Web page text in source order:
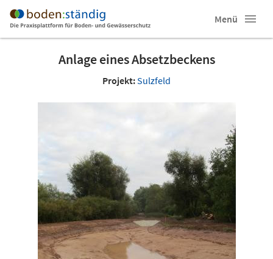
Menü
Anlage eines Absetzbeckens
Projekt:Sulzfeld